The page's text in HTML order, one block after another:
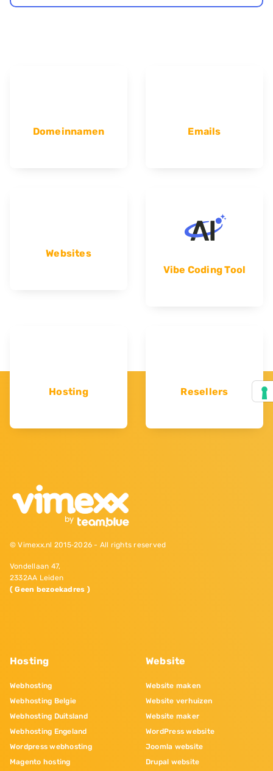
Domeinnamen Emails
Websites
Vibe Coding Tool
Hosting Resellers
© Vimexx.nl 2015‐2026 - All rights reserved
Vondellaan 47,
2332AA Leiden
( Geen bezoekadres )
Hosting
Webhosting
Webhosting Belgie
Webhosting Duitsland
Webhosting Engeland
Wordpress webhosting
Magento hosting
Website
Website maken
Website verhuizen
Website maker
WordPress website
Joomla website
Drupal website